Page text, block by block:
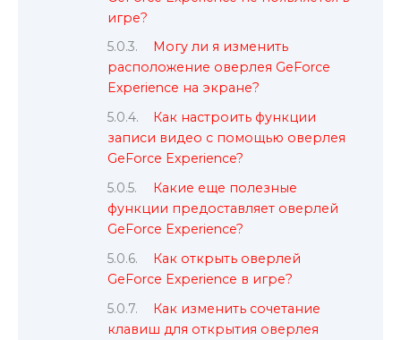
игре?
Могу ли я изменить
расположение оверлея GeForce
Experience на экране?
Как настроить функции
записи видео с помощью оверлея
GeForce Experience?
Какие еще полезные
функции предоставляет оверлей
GeForce Experience?
Как открыть оверлей
GeForce Experience в игре?
Как изменить сочетание
клавиш для открытия оверлея